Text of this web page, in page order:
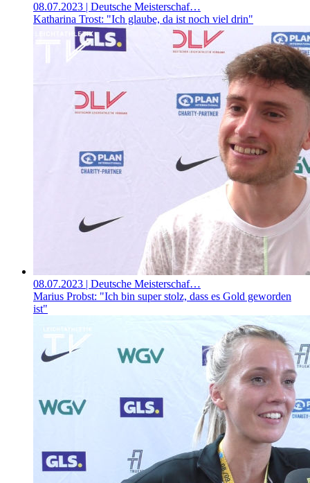
08.07.2023 | Deutsche Meisterschaf…
Katharina Trost: "Ich glaube, da ist noch viel drin"
08.07.2023 | Deutsche Meisterschaf…
Marius Probst: "Ich bin super stolz, dass es Gold geworden
ist"